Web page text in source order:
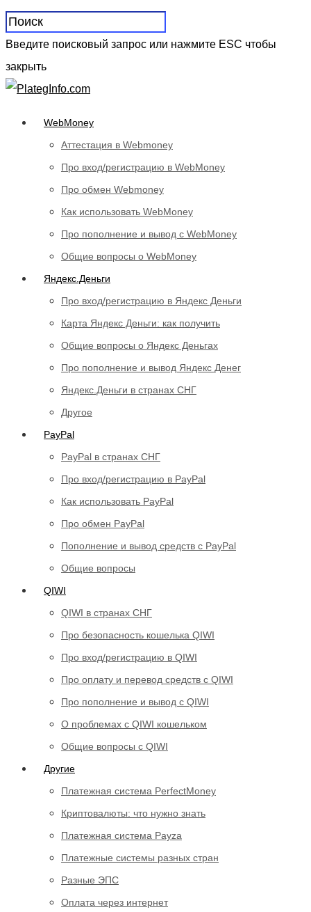
Введите поисковый запрос или нажмите ESC чтобы
закрыть
WebMoney
Аттестация в Webmoney
Про вход/регистрацию в WebMoney
Про обмен Webmoney
Как использовать WebMoney
Про пополнение и вывод с WebMoney
Общие вопросы о WebMoney
Яндекс.Деньги
Про вход/регистрацию в Яндекс Деньги
Карта Яндекс Деньги: как получить
Общие вопросы о Яндекс Деньгах
Про пополнение и вывод Яндекс Денег
Яндекс.Деньги в странах СНГ
Другое
PayPal
PayPal в странах СНГ
Про вход/регистрацию в PayPal
Как использовать PayPal
Про обмен PayPal
Пополнение и вывод средств с PayPal
Общие вопросы
QIWI
QIWI в странах СНГ
Про безопасность кошелька QIWI
Про вход/регистрацию в QIWI
Про оплату и перевод средств c QIWI
Про пополнение и вывод с QIWI
О проблемах с QIWI кошельком
Общие вопросы с QIWI
Другие
Платежная система PerfectMoney
Криптовалюты: что нужно знать
Платежная система Payza
Платежные системы разных стран
Разные ЭПС
Оплата через интернет